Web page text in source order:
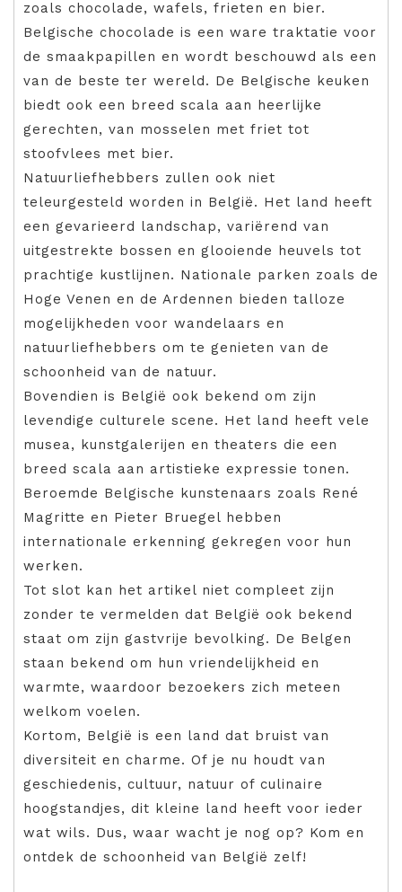
zoals chocolade, wafels, frieten en bier.
Belgische chocolade is een ware traktatie voor
de smaakpapillen en wordt beschouwd als een
van de beste ter wereld. De Belgische keuken
biedt ook een breed scala aan heerlijke
gerechten, van mosselen met friet tot
stoofvlees met bier.
Natuurliefhebbers zullen ook niet
teleurgesteld worden in België. Het land heeft
een gevarieerd landschap, variërend van
uitgestrekte bossen en glooiende heuvels tot
prachtige kustlijnen. Nationale parken zoals de
Hoge Venen en de Ardennen bieden talloze
mogelijkheden voor wandelaars en
natuurliefhebbers om te genieten van de
schoonheid van de natuur.
Bovendien is België ook bekend om zijn
levendige culturele scene. Het land heeft vele
musea, kunstgalerijen en theaters die een
breed scala aan artistieke expressie tonen.
Beroemde Belgische kunstenaars zoals René
Magritte en Pieter Bruegel hebben
internationale erkenning gekregen voor hun
werken.
Tot slot kan het artikel niet compleet zijn
zonder te vermelden dat België ook bekend
staat om zijn gastvrije bevolking. De Belgen
staan bekend om hun vriendelijkheid en
warmte, waardoor bezoekers zich meteen
welkom voelen.
Kortom, België is een land dat bruist van
diversiteit en charme. Of je nu houdt van
geschiedenis, cultuur, natuur of culinaire
hoogstandjes, dit kleine land heeft voor ieder
wat wils. Dus, waar wacht je nog op? Kom en
ontdek de schoonheid van België zelf!